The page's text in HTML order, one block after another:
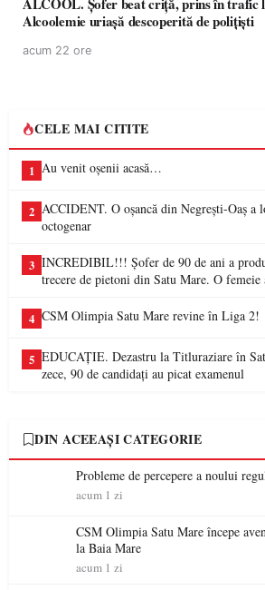
Alcoolemie uriașă descoperită de polițiști
acum 22 ore
CELE MAI CITITE
1 Au venit oșenii acasă…
2 ACCIDENT. O oșancă din Negrești-Oaș a
octogenar
3 INCREDIBIL!!! Șofer de 90 de ani a
trecere de pietoni din Satu Mare. O femeie
4 CSM Olimpia Satu Mare revine în Liga 2!
5 EDUCAȚIE. Dezastru la Titluraziare în
zece, 90 de candidați au picat examenul
DIN ACEEAȘI CATEGORIE
Probleme de percepere a noului
acum 1 zi
CSM Olimpia Satu Mare începe aventura în Cupa
la Baia Mare
acum 1 zi